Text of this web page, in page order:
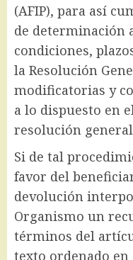
(AFIP), para así
de determinación
condiciones,
la Resolución
modificatorias y
a lo dispuesto en
resolución
Si de tal
favor del
devolución
Organismo un
términos del
texto ordenado en